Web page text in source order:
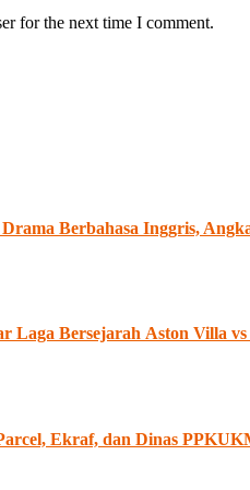
for the next time I comment.
Berbahasa Inggris,
Laga Bersejarah Aston Villa
Ekraf, dan Dinas